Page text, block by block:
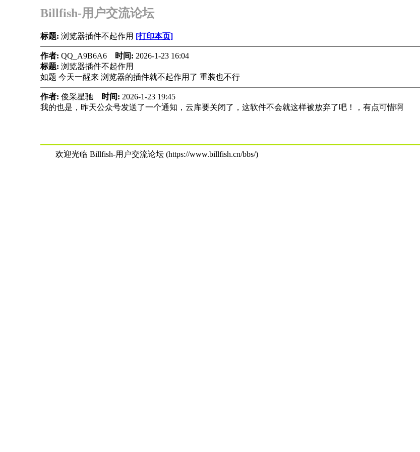
Billfish-用户交流论坛
标题: 浏览器插件不起作用 [打印本页]
作者: QQ_A9B6A6 时间: 2026-1-23 16:04
标题: 浏览器插件不起作用
如题 今天一醒来 浏览器的插件就不起作用了 重装也不行
作者: 俊采星驰 时间: 2026-1-23 19:45
我的也是，昨天公众号发送了一个通知，云库要关闭了，这软件不会就这样被放弃了吧！，有点可惜啊
欢迎光临 Billfish-用户交流论坛 (https://www.billfish.cn/bbs/)